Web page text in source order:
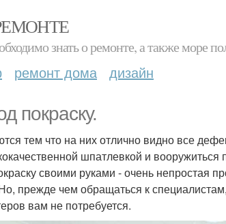
знать о ремонте, а также море
ремонт дома дизайн
покраску.
тем что на них отлично видно все
шпатлевкой и
своими руками - очень непростая
прежде чем обращаться к
вам не потребуется.